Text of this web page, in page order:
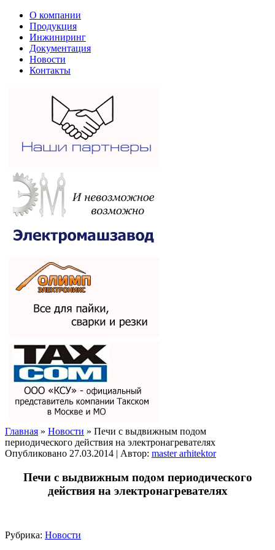
О компании
Продукция
Инжиниринг
Документация
Новости
Контакты
Главная » Новости » Печи с выдвижным подом
периодического действия на электронагревателях
Опубликовано 27.03.2014 | Автор: master arhitektor
Печи с выдвижным подом периодического
действия на электронагревателях
Рубрика: Новости